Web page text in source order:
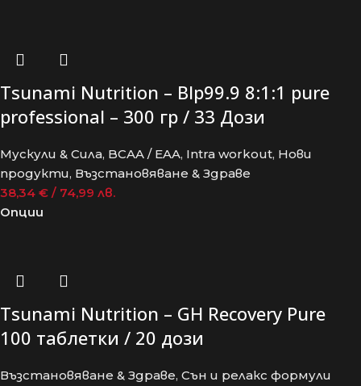
Tsunami Nutrition – Blp99.9 8:1:1 pure
professional – 300 гр / 33 Дози
Мускули & Сила, BCAA / EAA, Intra workout, Нови
продукти, Възстановяване & Здраве
38,34 € / 74,99 лв.
Опции
Tsunami Nutrition – GH Recovery Pure
100 таблетки / 20 дози
Възстановяване & Здраве, Сън и релакс формули